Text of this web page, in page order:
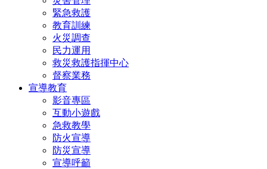
緊急救護
教育訓練
火災調查
民力運用
救災救護指揮中心
督察業務
宣導教育
影音專區
互動小遊戲
急救教學
防火宣導
防災宣導
宣導呼籲